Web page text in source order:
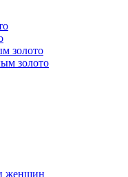
золото
золото
женщин